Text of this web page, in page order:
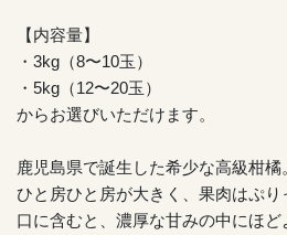
【内容量】
・3kg（8〜10玉）
・5kg（12〜20玉）
からお選びいただけます。
鹿児島県で誕生した希少な高級柑橘
ひと房ひと房が大きく、果肉はぷり
口に含むと、濃厚な甘みの中にほ